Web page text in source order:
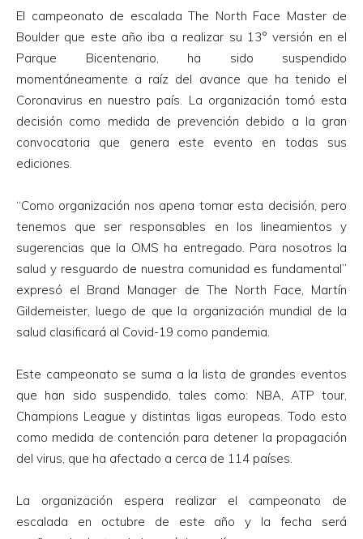
El campeonato de escalada The North Face Master de
Boulder que este año iba a realizar su 13° versión en el
Parque Bicentenario, ha sido suspendido
momentáneamente a raíz del avance que ha tenido el
Coronavirus en nuestro país. La organización tomó esta
decisión como medida de prevención debido a la gran
convocatoria que genera este evento en todas sus
ediciones.
“Como organización nos apena tomar esta decisión, pero
tenemos que ser responsables en los lineamientos y
sugerencias que la OMS ha entregado. Para nosotros la
salud y resguardo de nuestra comunidad es fundamental”
expresó el Brand Manager de The North Face, Martín
Gildemeister, luego de que la organización mundial de la
salud clasificará al Covid-19 como pandemia.
Este campeonato se suma a la lista de grandes eventos
que han sido suspendido, tales como: NBA, ATP tour,
Champions League y distintas ligas europeas. Todo esto
como medida de contención para detener la propagación
del virus, que ha afectado a cerca de 114 países.
La organización espera realizar el campeonato de
escalada en octubre de este año y la fecha será